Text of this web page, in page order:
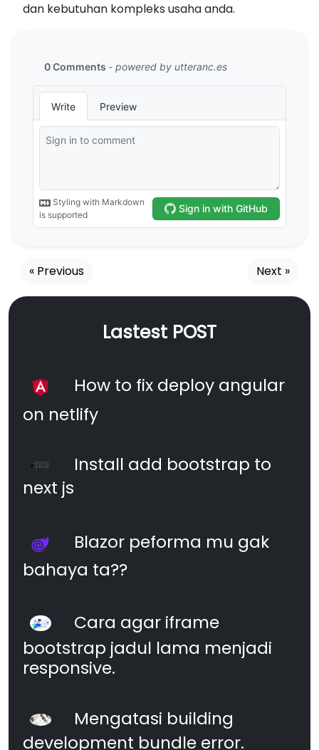
dan kebutuhan kompleks usaha anda.
« Previous Next »
Lastest POST
How to fix deploy angular
on netlify
Install add bootstrap to
next js
Blazor peforma mu gak
bahaya ta??
Cara agar iframe
bootstrap jadul lama menjadi
responsive.
Mengatasi building
development bundle error.